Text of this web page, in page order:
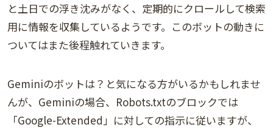
と土日での浮き沈みがなく、定期的にクロールして検索
用に情報を収集しているようです。このボットの動きに
ついてはまた後程触れていきます。
Geminiのボットは？と気になる方がいるかもしれませ
んが、Geminiの場合、Robots.txtのブロックでは
「Google-Extended」に対しての指示に従いますが、